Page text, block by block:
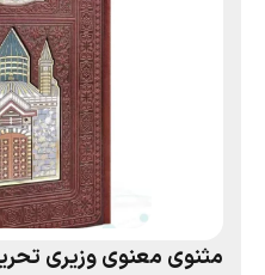
مثنوی معنوی وزیری